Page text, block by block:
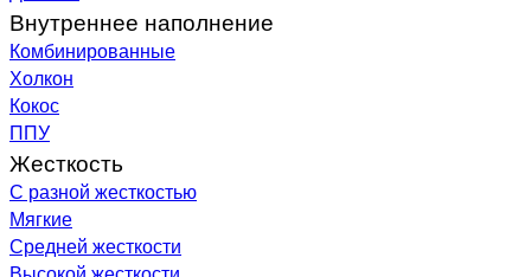
Внутреннее наполнение
Комбинированные
Холкон
Кокос
ППУ
Жесткость
С разной жесткостью
Мягкие
Средней жесткости